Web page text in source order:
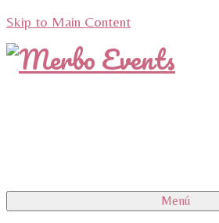
Skip to Main Content
Menú